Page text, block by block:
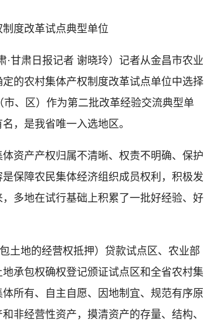
度改革试点典型单位
·甘肃日报记者 谢晓玲）记者从金昌市农业
的农村集体产权制度改革试点单位中选择
、区）作为第二批改革经验交流典型单
，是我省唯一入选地区。
产产权归属不清晰、权责不明确、保护
保障农民集体经济组织成员权利，积极发
多地在试行基础上积累了一批好经验、好
地的经营权抵押）贷款试点区、农业部
承包权确权登记颁证试点区和全省农村集
所有、自主自愿、因地制宜、规范有序原
非经营性资产，摸清资产的存量、结构、